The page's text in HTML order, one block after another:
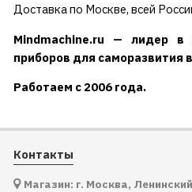
Доставка по Москве, всей
Mindmachine.ru — лидер в
приборов для саморазвития
Работаем с 2006 года.
Контакты
Магазин: г. Москва,